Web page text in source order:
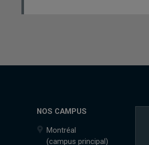
NOS CAMPUS
Montréal
(campus principal)